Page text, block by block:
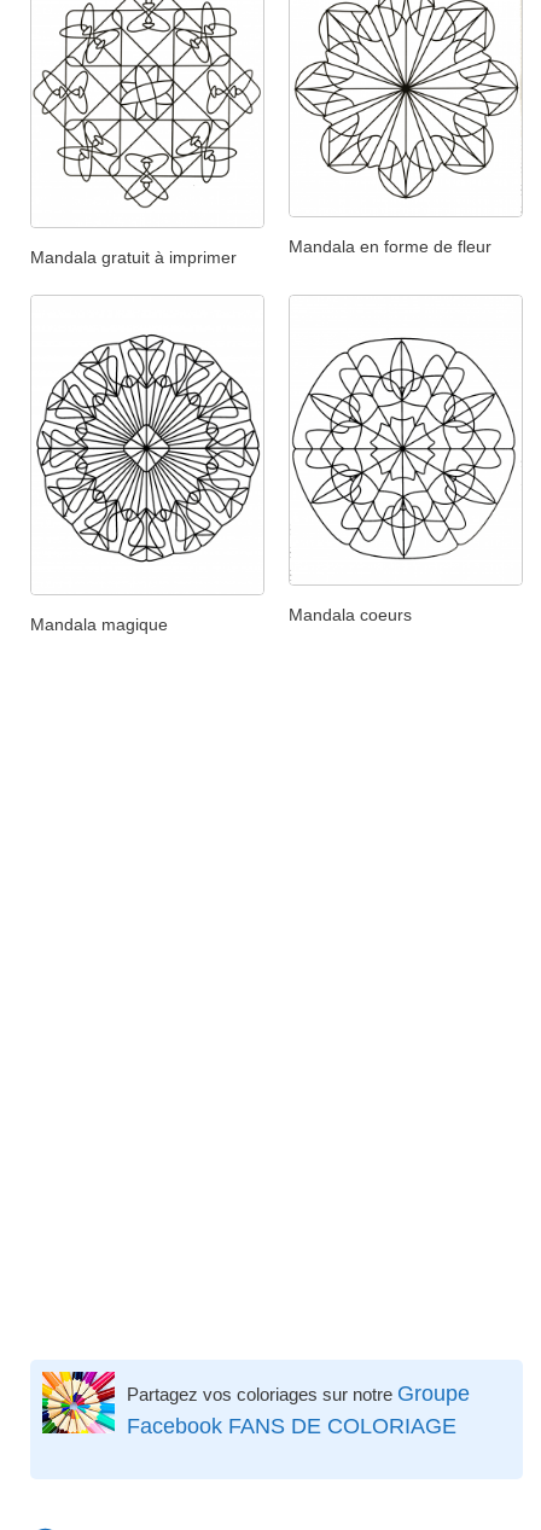
Mandala gratuit à imprimer
Mandala en forme de fleur
Mandala magique
Mandala coeurs
Partagez vos coloriages sur notre Groupe
Facebook FANS DE COLORIAGE